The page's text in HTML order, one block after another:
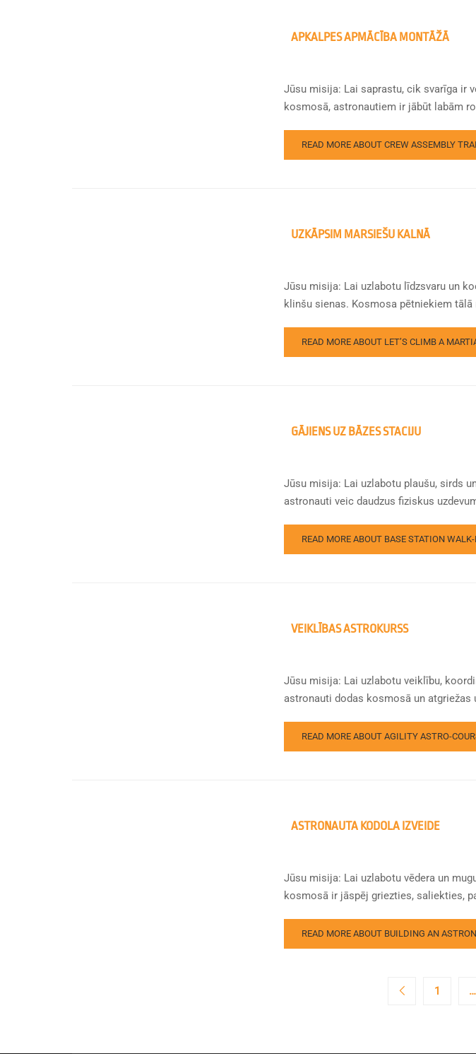
APKALPES APMĀCĪBA MONTĀŽĀ
Jūsu misija: Lai saprastu, cik svarīga ir
kosmosā, astronautiem ir jābūt labām
READ MORE ABOUT CREW ASSEMBLY
UZKĀPSIM MARSIEŠU KALNĀ
Jūsu misija: Lai uzlabotu līdzsvaru un
klinšu sienas. Kosmosa pētniekiem
READ MORE ABOUT LET’S CLIMB A
GĀJIENS UZ BĀZES STACIJU
Jūsu misija: Lai uzlabotu plaušu, sirds
astronauti veic daudzus fiziskus
READ MORE ABOUT BASE STATION
VEIKLĪBAS ASTROKURSS
Jūsu misija: Lai uzlabotu veiklību,
astronauti dodas kosmosā un atgriežas
READ MORE ABOUT AGILITY ASTRO-
ASTRONAUTA KODOLA IZVEIDE
Jūsu misija: Lai uzlabotu vēdera un
kosmosā ir jāspēj griezties, saliekties,
READ MORE ABOUT BUILDING AN
1 …